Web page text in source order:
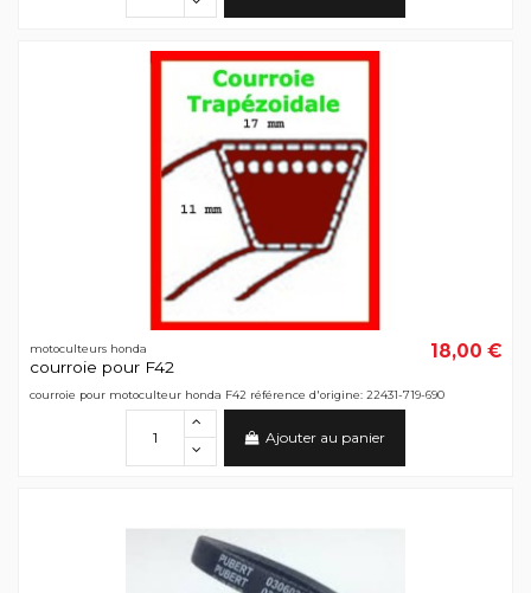
motoculteurs honda
courroie pour F42
18,00 €
courroie pour motoculteur honda F42 référence d'origine: 22431-719-690
Ajouter au panier